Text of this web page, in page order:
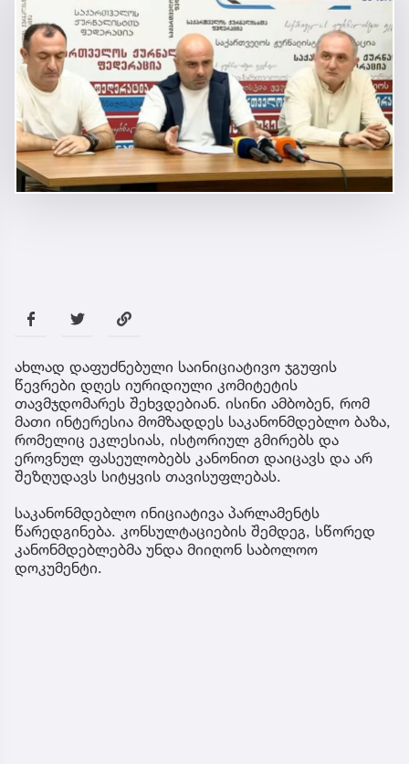
ახლად დაფუძნებული საინიციატივო ჯგუფის
წევრები დღეს იურიდიული კომიტეტის
თავმჯდომარეს შეხვდებიან. ისინი ამბობენ, რომ
მათი ინტერესია მომზადდეს საკანონმდებლო ბაზა,
რომელიც ეკლესიას, ისტორიულ გმირებს და
ეროვნულ ფასეულობებს კანონით დაიცავს და არ
შეზღუდავს სიტყვის თავისუფლებას.
საკანონმდებლო ინიციატივა პარლამენტს
წარედგინება. კონსულტაციების შემდეგ, სწორედ
კანონმდებლებმა უნდა მიიღონ საბოლოო
დოკუმენტი.